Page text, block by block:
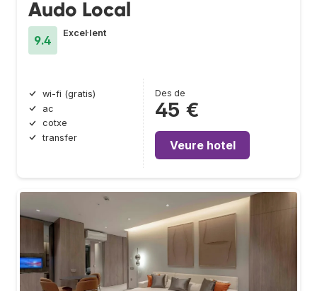
Audo Local
9.4
Excel·lent
wi-fi (gratis)
ac
cotxe
transfer
Des de
45 €
Veure hotel